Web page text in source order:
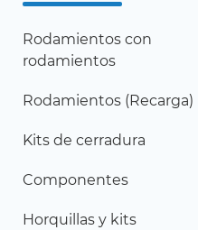
Rodamientos con
rodamientos
Rodamientos (Recarga)
Kits de cerradura
Componentes
Horquillas y kits